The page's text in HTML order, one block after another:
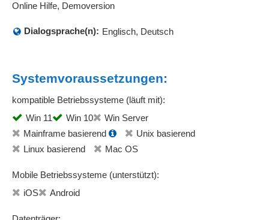
Online Hilfe, Demoversion
Dialogsprache(n): Englisch, Deutsch
Systemvoraussetzungen:
kompatible Betriebssysteme (läuft mit):
Win 11
Win 10
Win Server
Mainframe basierend
Unix basierend
Linux basierend
Mac OS
Mobile Betriebssysteme (unterstützt):
iOS
Android